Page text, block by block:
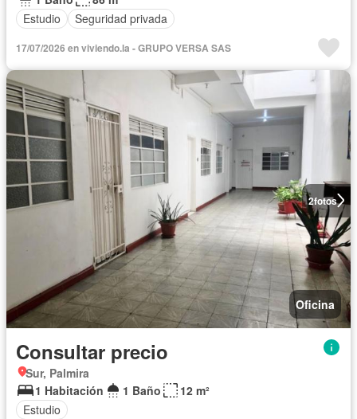
Estudio
Seguridad privada
17/07/2026 en viviendo.la - GRUPO VERSA SAS
2fotos
Oficina
Consultar precio
Sur, Palmira
1 Habitación
1 Baño
12 m²
Estudio